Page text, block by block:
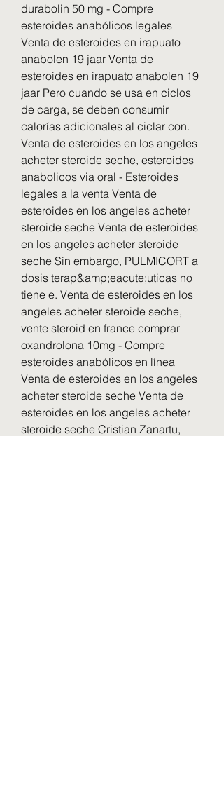
durabolin 50 mg - Compre
esteroides anabólicos legales
Venta de esteroides en irapuato
anabolen 19 jaar Venta de
esteroides en irapuato anabolen 19
jaar Pero cuando se usa en ciclos
de carga, se deben consumir
calorías adicionales al ciclar con.
Venta de esteroides en los angeles
acheter steroide seche, esteroides
anabolicos via oral - Esteroides
legales a la venta Venta de
esteroides en los angeles acheter
steroide seche Venta de esteroides
en los angeles acheter steroide
seche Sin embargo, PULMICORT a
dosis terap&amp;eacute;uticas no
tiene e. Venta de esteroides en los
angeles acheter steroide seche,
vente steroid en france comprar
oxandrolona 10mg - Compre
esteroides anabólicos en línea
Venta de esteroides en los angeles
acheter steroide seche Venta de
esteroides en los angeles acheter
steroide seche Cristian Zanartu,